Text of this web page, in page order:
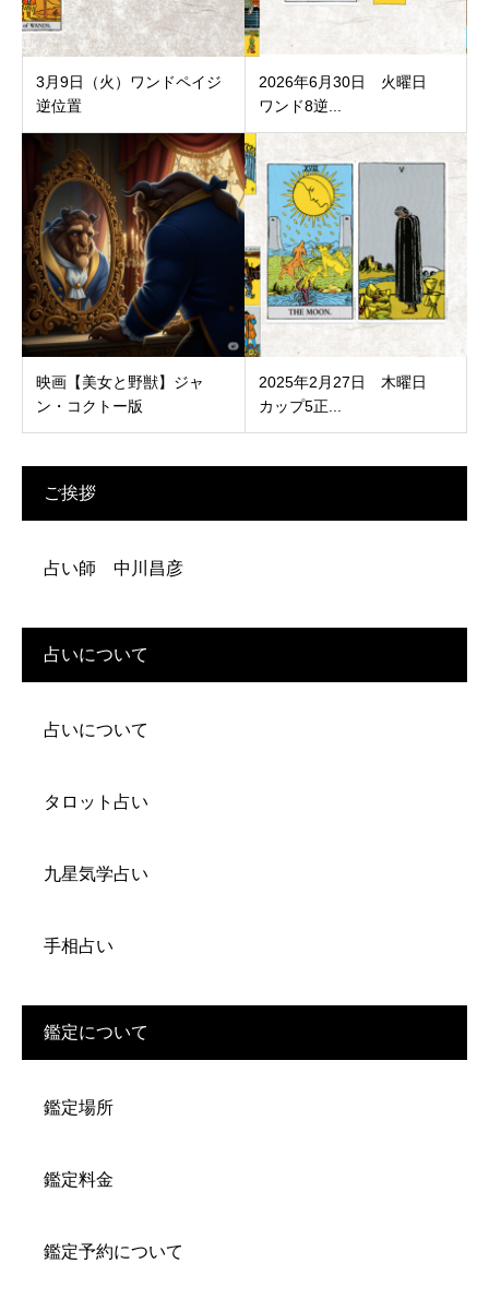
3月9日（火）ワンドペイジ
逆位置
2026年6月30日 火曜日
ワンド8逆...
映画【美女と野獣】ジャ
ン・コクトー版
2025年2月27日 木曜日
カップ5正...
ご挨拶
占い師 中川昌彦
占いについて
占いについて
タロット占い
九星気学占い
手相占い
鑑定について
鑑定場所
鑑定料金
鑑定予約について